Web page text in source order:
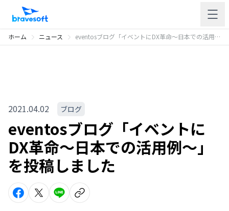
ホーム ニュース eventosブログ「イベントにDX革命〜日本での活用例〜」を投稿しました
2021.04.02 ブログ
eventosブログ「イベントに
DX革命〜日本での活用例〜」
を投稿しました